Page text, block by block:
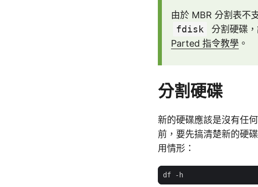
由於 MBR 分割表不
fdisk
分割硬碟
Parted 指令教學 。
分割硬碟
新的硬碟應該是沒有任
前，要先搞清楚新的硬
用情形：